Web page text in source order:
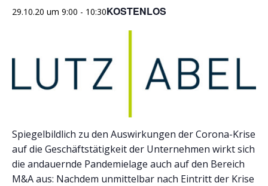
29.10.20 um 9:00 - 10:30KOSTENLOS
Spiegelbildlich zu den Auswirkungen der Corona-Krise
auf die Geschäftstätigkeit der Unternehmen wirkt sich
die andauernde Pandemielage auch auf den Bereich
M&A aus: Nachdem unmittelbar nach Eintritt der Krise